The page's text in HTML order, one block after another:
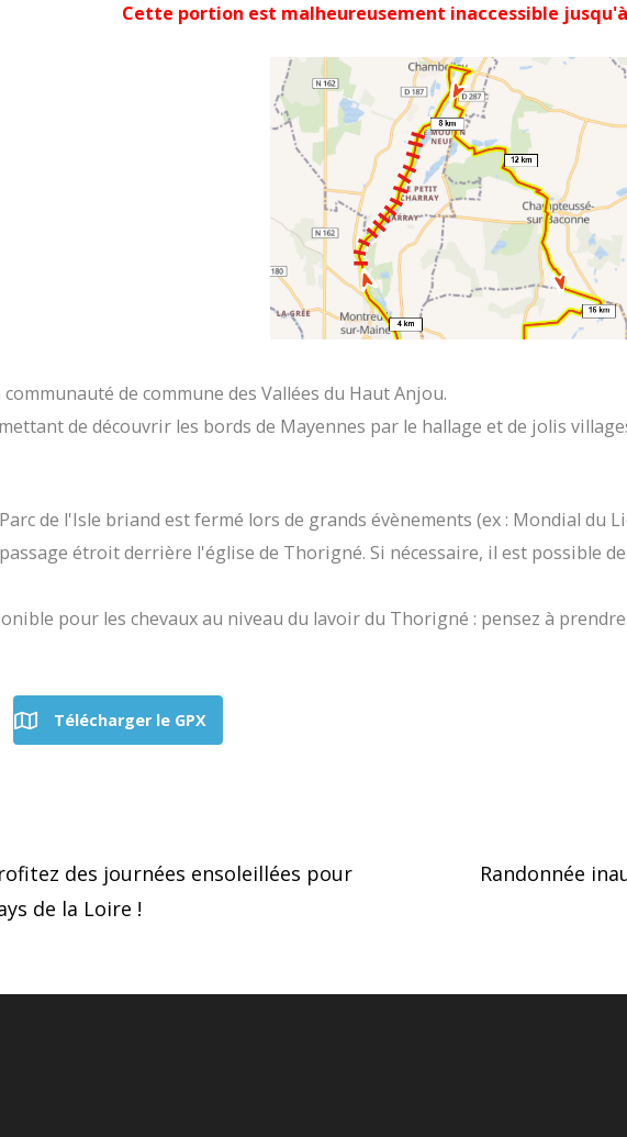
Cette portion est malheureusement inaccessible
de commune des Vallées du Haut Anjou.
de découvrir les bords de Mayennes par le hallage et de jolis
de l'Isle briand est fermé lors de grands évènements (ex : Mondial du
étroit derrière l'église de Thorigné. Si nécessaire, il est possible
pour les chevaux au niveau du lavoir du Thorigné : pensez à
Télécharger le GPX
des journées ensoleillées pour
de la Loire !
Randonnée